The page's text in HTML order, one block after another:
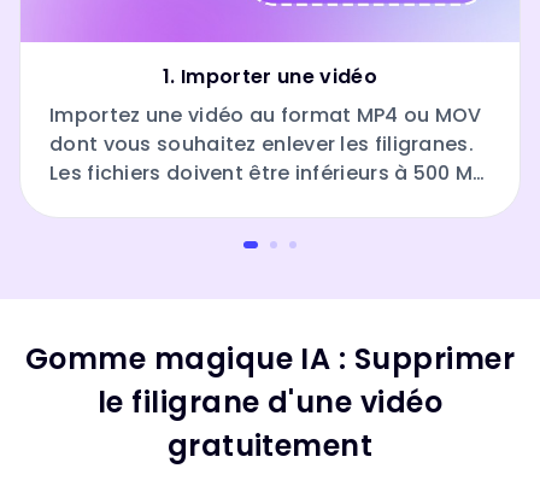
1. Importer une vidéo
Importez une vidéo au format MP4 ou MOV
dont vous souhaitez enlever les filigranes.
Les fichiers doivent être inférieurs à 500 Mo
Gomme magique IA : Supprimer
le filigrane d'une vidéo
gratuitement